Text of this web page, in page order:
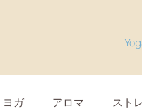
ヨガ アロマ スト